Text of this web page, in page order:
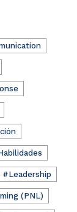
#Leadership
(PNL)